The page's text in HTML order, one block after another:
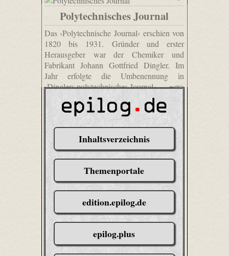
Polytechnisches Journal
Das ›Polytechnische Journal‹ erschien von
1820 bis 1931. Gründer und erster
Herausgeber war der Chemiker und
Fabrikant Johann Gottfried Dingler. Im
Jahr erfolgte die Umbenennung in
›Dinglers polytechnisches Journal‹.
Inhaltsverzeichnis
Themenportale
edition.epilog.de
epilog.plus